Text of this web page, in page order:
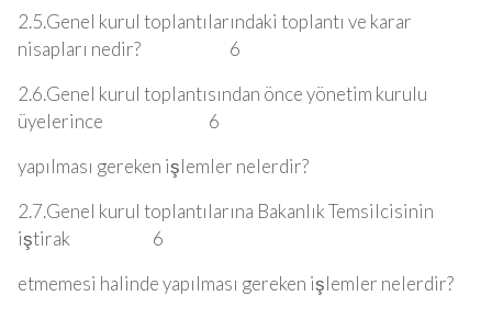
2.5.Genel kurul toplantılarındaki toplantı ve karar
nisapları nedir? 6
2.6.Genel kurul toplantısından önce yönetim kurulu
üyelerince 6
yapılması gereken işlemler nelerdir?
2.7.Genel kurul toplantılarına Bakanlık Temsilcisinin
iştirak 6
etmemesi halinde yapılması gereken işlemler nelerdir?